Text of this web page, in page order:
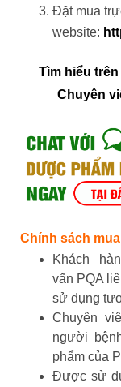
Đặt mua
website:
Tìm hiểu
Chuyên
Chính sách
Khách
vấn PQA
sử dụng
Chuyên
người
phẩm của
Được sử